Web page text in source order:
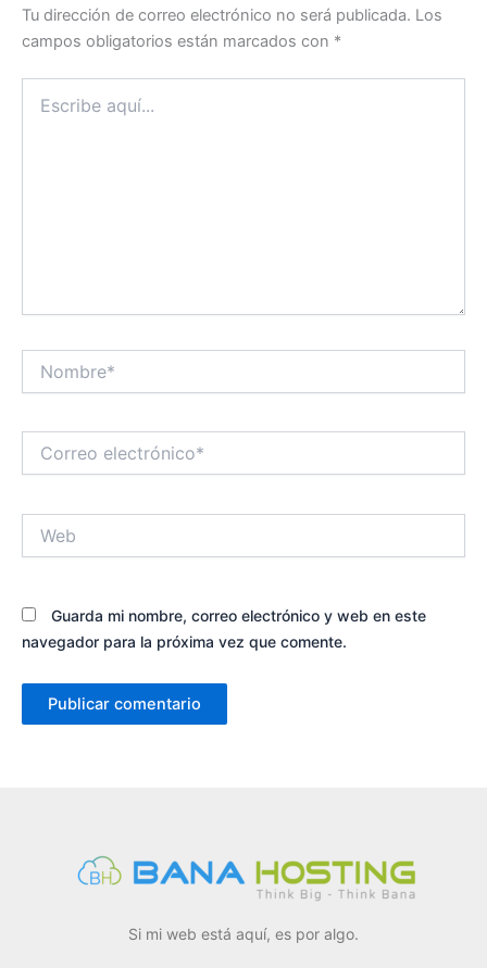
Tu dirección de correo electrónico no será publicada. Los
campos obligatorios están marcados con *
aquí...
electrónico*
Guarda mi nombre, correo electrónico y web en este
navegador para la próxima vez que comente.
Si mi web está aquí, es por algo.